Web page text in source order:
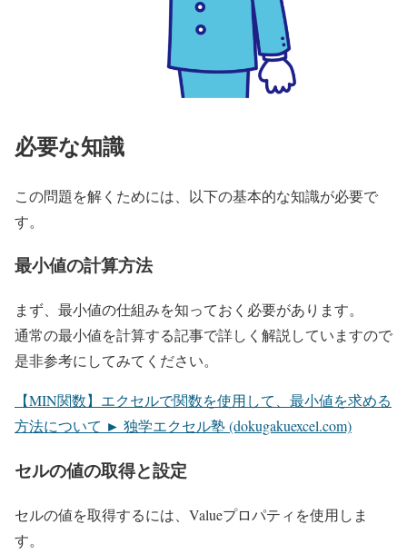
必要な知識
この問題を解くためには、以下の基本的な知識が必要で
す。
最小値の計算方法
まず、最小値の仕組みを知っておく必要があります。
通常の最小値を計算する記事で詳しく解説していますので
是非参考にしてみてください。
【MIN関数】エクセルで関数を使用して、最小値を求める
方法について ► 独学エクセル塾 (dokugakuexcel.com)
セルの値の取得と設定
セルの値を取得するには、Valueプロパティを使用しま
す。